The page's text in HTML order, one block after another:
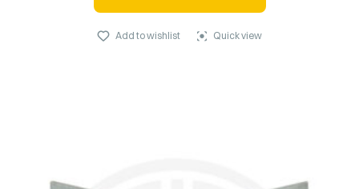
Add to wishlist Quick view